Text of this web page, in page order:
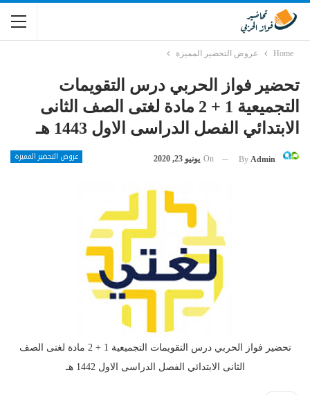
Home عروض التحضير المميزة
تحضير فواز الحربي درس التقويمات
التجميعية 1 + 2 مادة لغتى الصف الثانى
الابتدائي الفصل الدراسى الاول 1443 هـ
عروض التحضير المميزة By Admin
On يونيو 23, 2020
تحضير فواز الحربي درس التقويمات التجميعية 1 + 2 مادة لغتى الصف
الثانى الابتدائي الفصل الدراسى الاول 1442 هـ